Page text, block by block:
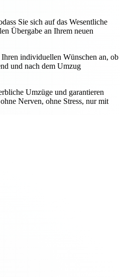
Sie sich auf das Wesentliche
Übergabe an Ihrem neuen
individuellen Wünschen an, ob
und nach dem Umzug
Umzüge und garantieren
Nerven, ohne Stress, nur mit